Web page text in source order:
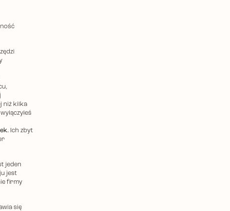
niż kilka
Ich zbyt
jeden
jest
firmy
się